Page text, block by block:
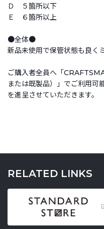
Ｄ ５箇所以下
Ｅ ６箇所以上
●全体●
新品未使用で保管状態も良く
ご購入者全員へ「
または既製品）」でご利用可
を進呈させていただきます。
RELATED LINKS